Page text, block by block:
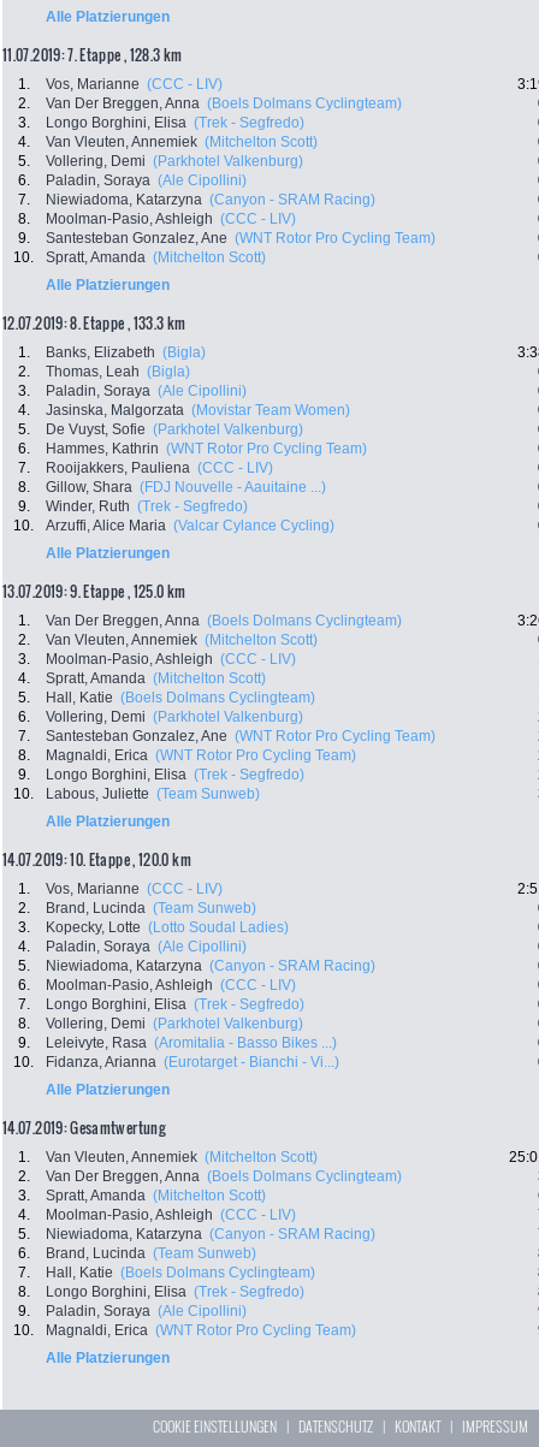
Alle Platzierungen
11.07.2019: 7. Etappe , 128.3 km
1. Vos, Marianne (CCC - LIV)
2.
Van Der Breggen, Anna (Boels Dolmans Cyclingteam)
3.
Longo Borghini, Elisa (Trek - Segfredo)
4.
Van Vleuten, Annemiek (Mitchelton Scott)
5.
Vollering, Demi (Parkhotel Valkenburg)
6.
Paladin, Soraya (Ale Cipollini)
7.
Niewiadoma, Katarzyna (Canyon - SRAM Racing)
8.
Moolman-Pasio, Ashleigh (CCC - LIV)
9.
Santesteban Gonzalez, Ane (WNT Rotor Pro Cycling Team)
10.
Spratt, Amanda (Mitchelton Scott)
Alle Platzierungen
12.07.2019: 8. Etappe , 133.3 km
1. Banks, Elizabeth (Bigla)
2.
Thomas, Leah (Bigla)
3.
Paladin, Soraya (Ale Cipollini)
4.
Jasinska, Malgorzata (Movistar Team Women)
5.
De Vuyst, Sofie (Parkhotel Valkenburg)
6.
Hammes, Kathrin (WNT Rotor Pro Cycling Team)
7.
Rooijakkers, Pauliena (CCC - LIV)
8.
Gillow, Shara (FDJ Nouvelle - Aauitaine ...)
9.
Winder, Ruth (Trek - Segfredo)
10.
Arzuffi, Alice Maria (Valcar Cylance Cycling)
Alle Platzierungen
13.07.2019: 9. Etappe , 125.0 km
1. Van Der Breggen, Anna (Boels Dolmans Cyclingteam)
2.
Van Vleuten, Annemiek (Mitchelton Scott)
3.
Moolman-Pasio, Ashleigh (CCC - LIV)
4.
Spratt, Amanda (Mitchelton Scott)
5.
Hall, Katie (Boels Dolmans Cyclingteam)
6.
Vollering, Demi (Parkhotel Valkenburg)
7.
Santesteban Gonzalez, Ane (WNT Rotor Pro Cycling Team)
8.
Magnaldi, Erica (WNT Rotor Pro Cycling Team)
9.
Longo Borghini, Elisa (Trek - Segfredo)
10.
Labous, Juliette (Team Sunweb)
Alle Platzierungen
14.07.2019: 10. Etappe , 120.0 km
1. Vos, Marianne (CCC - LIV)
2.
Brand, Lucinda (Team Sunweb)
3.
Kopecky, Lotte (Lotto Soudal Ladies)
4.
Paladin, Soraya (Ale Cipollini)
5.
Niewiadoma, Katarzyna (Canyon - SRAM Racing)
6.
Moolman-Pasio, Ashleigh (CCC - LIV)
7.
Longo Borghini, Elisa (Trek - Segfredo)
8.
Vollering, Demi (Parkhotel Valkenburg)
9.
Leleivyte, Rasa (Aromitalia - Basso Bikes ...)
10.
Fidanza, Arianna (Eurotarget - Bianchi - Vi...)
Alle Platzierungen
14.07.2019: Gesamtwertung
1. Van Vleuten, Annemiek (Mitchelton Scott)
2.
Van Der Breggen, Anna (Boels Dolmans Cyclingteam)
3.
Spratt, Amanda (Mitchelton Scott)
4.
Moolman-Pasio, Ashleigh (CCC - LIV)
5.
Niewiadoma, Katarzyna (Canyon - SRAM Racing)
6.
Brand, Lucinda (Team Sunweb)
7.
Hall, Katie (Boels Dolmans Cyclingteam)
8.
Longo Borghini, Elisa (Trek - Segfredo)
9.
Paladin, Soraya (Ale Cipollini)
10.
Magnaldi, Erica (WNT Rotor Pro Cycling Team)
Alle Platzierungen
COOKIE EINSTELLUNGEN | DATENSCHUTZ | KONTAKT| IMPRESSUM